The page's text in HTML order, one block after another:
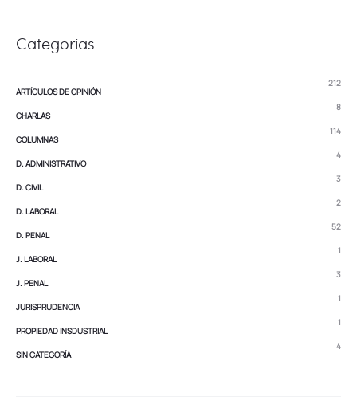
Categorias
ARTÍCULOS DE OPINIÓN
212
CHARLAS
8
COLUMNAS
114
D. ADMINISTRATIVO
4
D. CIVIL
3
D. LABORAL
2
D. PENAL
52
J. LABORAL
1
J. PENAL
3
JURISPRUDENCIA
1
PROPIEDAD INSDUSTRIAL
1
SIN CATEGORÍA
4